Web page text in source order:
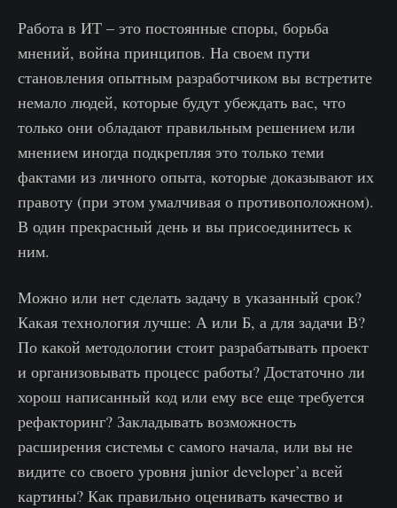
Работа в ИТ – это постоянные споры, борьба
мнений, война принципов. На своем пути
становления опытным разработчиком вы встретите
немало людей, которые будут убеждать вас, что
только они обладают правильным решением или
мнением иногда подкрепляя это только теми
фактами из личного опыта, которые доказывают их
правоту (при этом умалчивая о противоположном).
В один прекрасный день и вы присоединитесь к
ним.
Можно или нет сделать задачу в указанный срок?
Какая технология лучше: А или Б, а для задачи В?
По какой методологии стоит разрабатывать проект
и организовывать процесс работы? Достаточно ли
хорош написанный код или ему все еще требуется
рефакторинг? Закладывать возможность
расширения системы с самого начала, или вы не
видите со своего уровня junior developer’a всей
картины? Как правильно оценивать качество и